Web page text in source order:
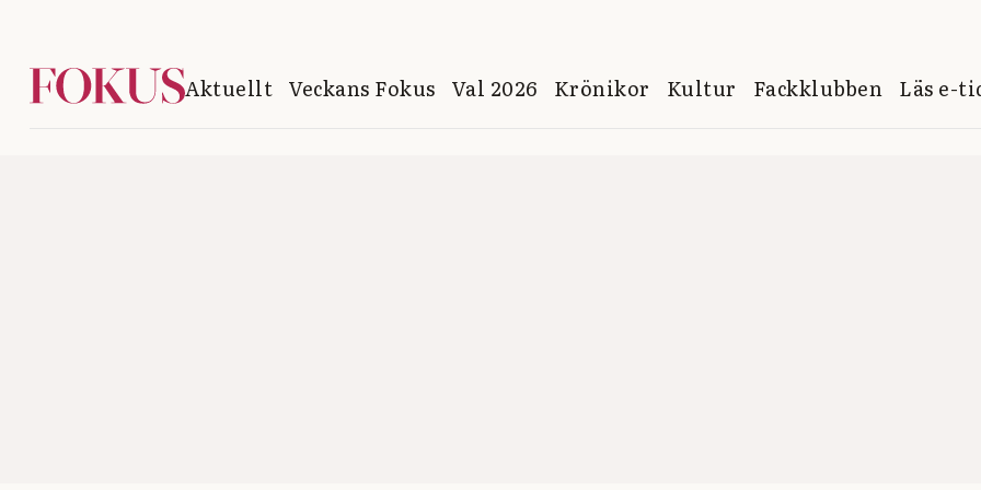
Aktuellt Veckans Fokus Val 2026 Krönikor Kultur Fackklubben Läs e-